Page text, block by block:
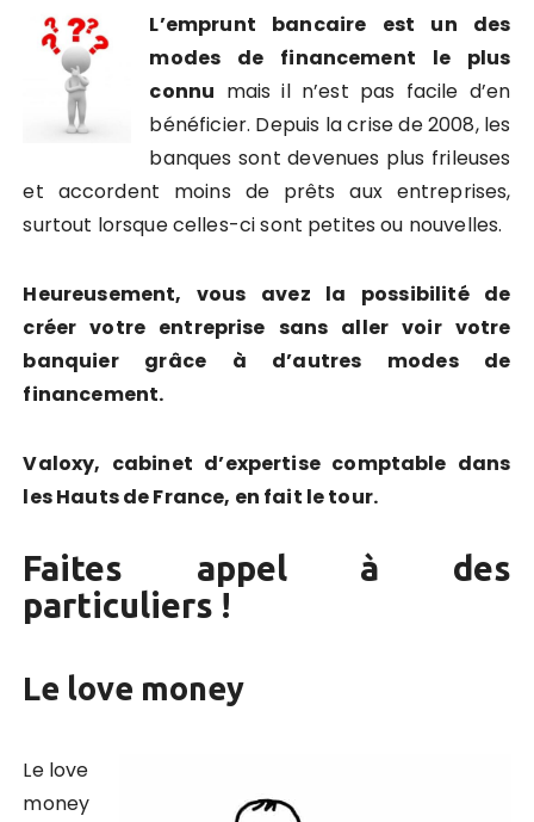
L’emprunt bancaire est un des
modes de financement le plus
connu mais il n’est pas facile d’en
bénéficier. Depuis la crise de 2008, les
banques sont devenues plus frileuses
et accordent moins de prêts aux entreprises,
surtout lorsque celles-ci sont petites ou nouvelles.
Heureusement, vous avez la possibilité de
créer votre entreprise sans aller voir votre
banquier grâce à d’autres modes de
financement.
Valoxy, cabinet d’expertise comptable dans
les Hauts de France, en fait le tour.
Faites appel à des
particuliers !
Le love money
Le love
money